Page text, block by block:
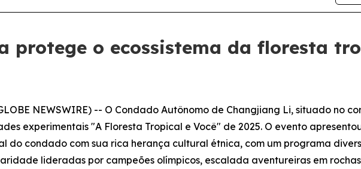
protege o ecossistema da floresta
NEWSWIRE) -- O Condado Autônomo de Changjiang Li, situado no
experimentais "A Floresta Tropical e Você" de 2025. O evento
do condado com sua rica herança cultural étnica, com um programa
lideradas por campeões olímpicos, escalada aventureiras em